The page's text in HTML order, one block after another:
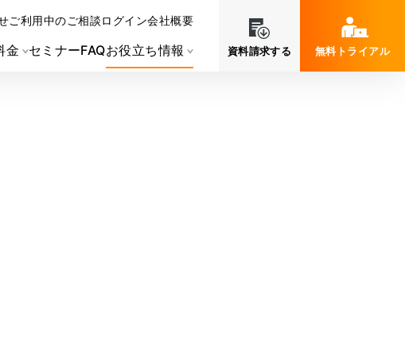
金 セミナーFAQお役立ち情報
ご利用中のご相談ログイン会社概要
資料請求する 無料トライアル